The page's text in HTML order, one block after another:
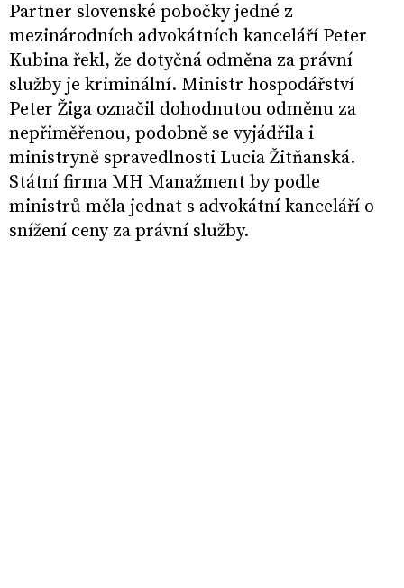
Partner slovenské pobočky jedné z
mezinárodních advokátních kanceláří Peter
Kubina řekl, že dotyčná odměna za právní
služby je kriminální. Ministr hospodářství
Peter Žiga označil dohodnutou odměnu za
nepřiměřenou, podobně se vyjádřila i
ministryně spravedlnosti Lucia Žitňanská.
Státní firma MH Manažment by podle
ministrů měla jednat s advokátní kanceláří o
snížení ceny za právní služby.